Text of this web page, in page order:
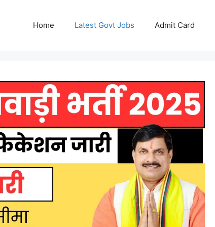
Home Latest Govt Jobs Admit Card